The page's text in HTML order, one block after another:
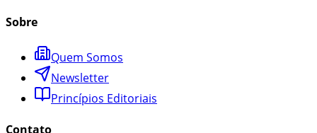
Sobre
Quem Somos
Newsletter
Princípios Editoriais
Contato